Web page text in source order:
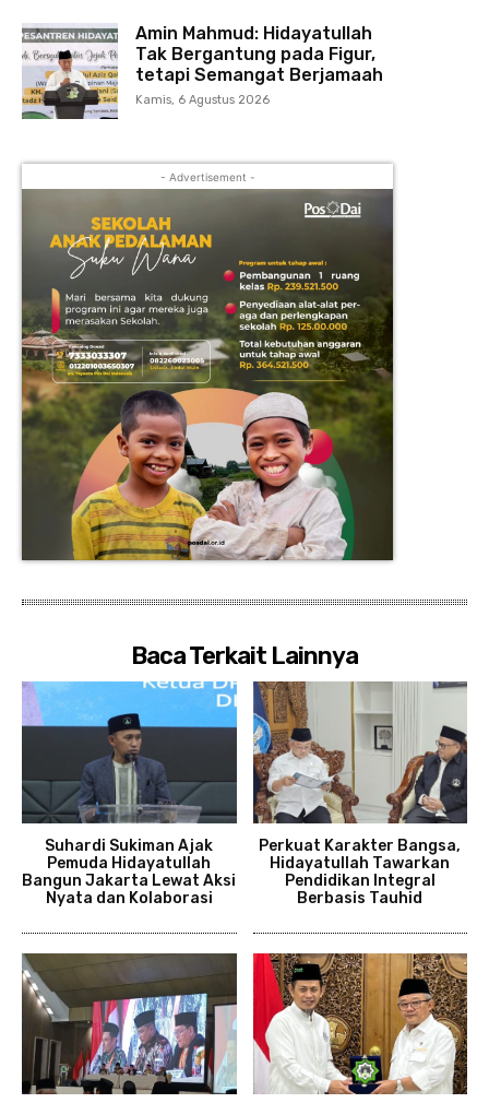
Amin Mahmud: Hidayatullah
Tak Bergantung pada Figur,
tetapi Semangat Berjamaah
Kamis, 6 Agustus 2026
- Advertisement -
Baca Terkait Lainnya
Suhardi Sukiman Ajak
Pemuda Hidayatullah
Bangun Jakarta Lewat Aksi
Nyata dan Kolaborasi
Perkuat Karakter Bangsa,
Hidayatullah Tawarkan
Pendidikan Integral
Berbasis Tauhid